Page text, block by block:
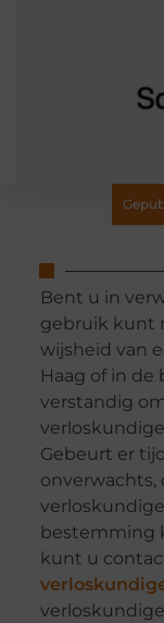
Bent u in
gebruik kunt
wijsheid van
Haag of in de
verstandig
Gebeurt er
onverwachts,
bestemming
kunt u